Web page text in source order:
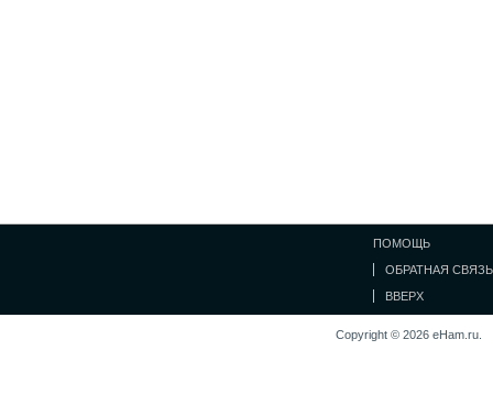
ПОМОЩЬ
ОБРАТНАЯ СВЯЗЬ
ВВЕРХ
Copyright © 2026 eHam.ru.